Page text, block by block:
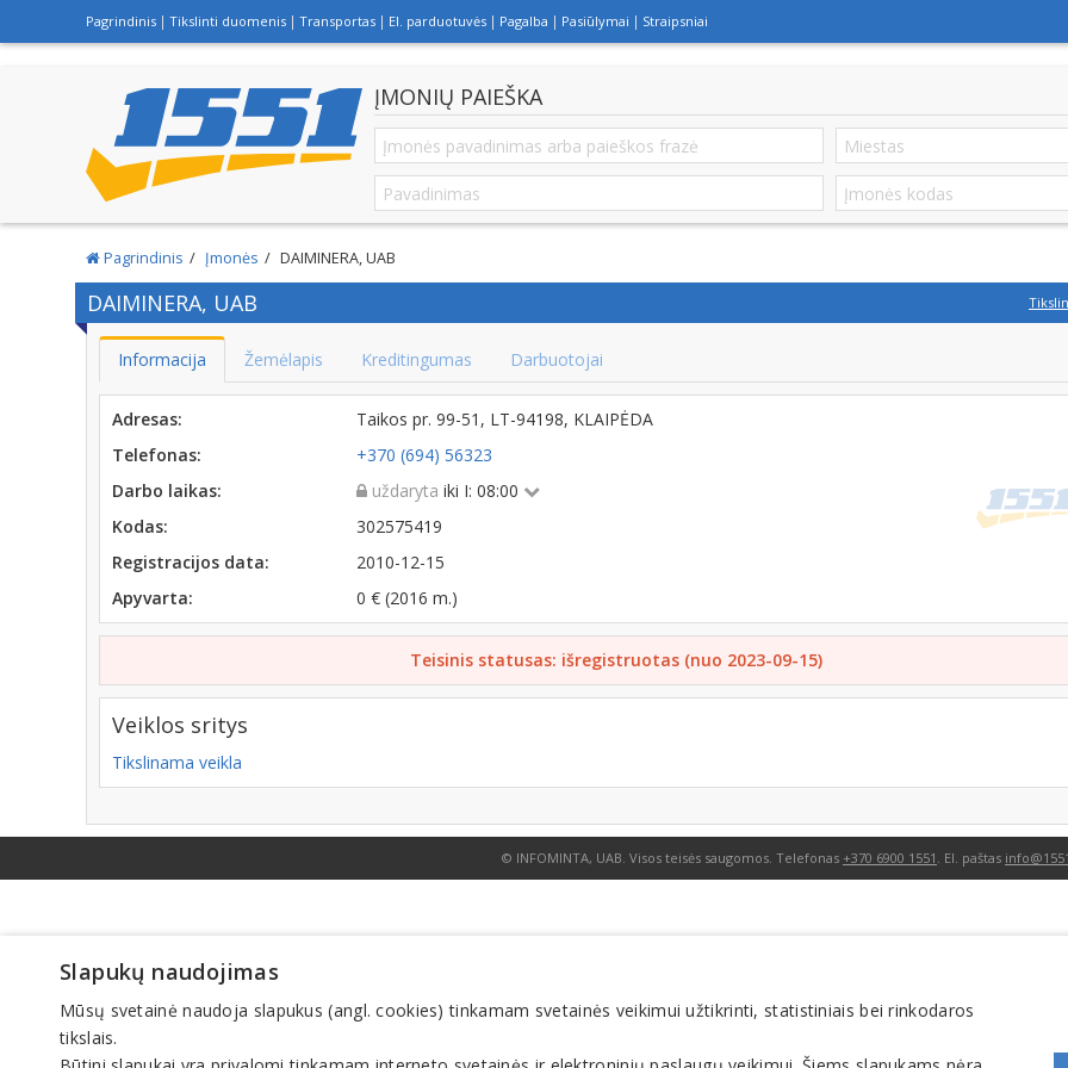
Pagrindinis Tikslinti duomenis Transportas El. parduotuvės Pagalba Pasiūlymai Straipsniai
ĮMONIŲ PAIEŠKA
Pagrindinis Įmonės DAIMINERA, UAB
DAIMINERA, UAB
Informacija Žemėlapis Kreditingumas Darbuotojai
Adresas:
Taikos pr. 99-51, LT-94198, KLAIPĖDA
Telefonas:
+370 (694) 56323
Darbo laikas:
uždaryta iki I: 08:00
Kodas:
302575419
Registracijos data:
2010-12-15
Apyvarta:
0 € (2016 m.)
Teisinis statusas: išregistruotas (nuo 2023-09-15)
Veiklos sritys
Tikslinama veikla
© INFOMINTA, UAB. Visos teisės saugomos. Telefonas +370 6900 1551 . El. paštas
Slapukų naudojimas
Mūsų svetainė naudoja slapukus (angl. cookies) tinkamam svetainės veikimui užtikrinti, statistiniais bei rinkodaros
tikslais.